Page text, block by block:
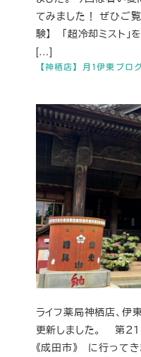
【神栖店】月1伊東ブロ
てみました！ ぜひご
験】 「超冷却ミスト
[…]
ライフ薬局神栖店、伊
更新しました。 第２
《成田市》 に行ってき